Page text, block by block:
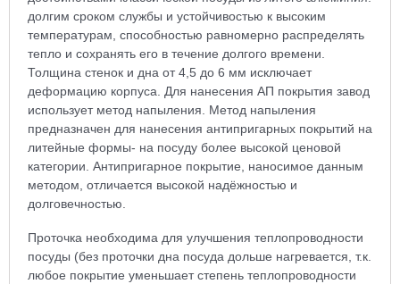
долгим сроком службы и устойчивостью к высоким
температурам, способностью равномерно распределять
тепло и сохранять его в течение долгого времени.
Толщина стенок и дна от 4,5 до 6 мм исключает
деформацию корпуса. Для нанесения АП покрытия завод
использует метод напыления. Метод напыления
предназначен для нанесения антипригарных покрытий на
литейные формы- на посуду более высокой ценовой
категории. Антипригарное покрытие, наносимое данным
методом, отличается высокой надёжностью и
долговечностью.
Проточка необходима для улучшения теплопроводности
посуды (без проточки дна посуда дольше нагревается, т.к.
любое покрытие уменьшает степень теплопроводности